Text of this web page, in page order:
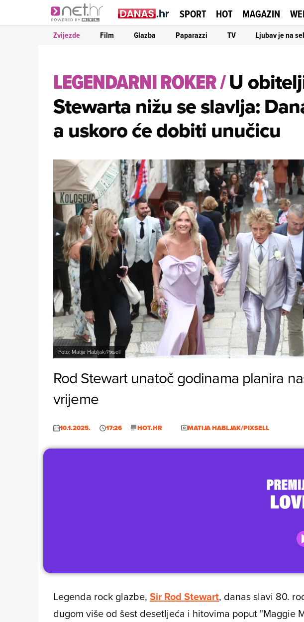
SPORT HOT MAGAZIN
Zvijezde Film Glazba Paparazzi TV Ljubav je na
LEGENDARNI ROKER/U
Stewarta nižu se slavlja:
a uskoro će dobiti unučicu
Foto: Matija Habljak/Pixsell
Rod Stewart unatoč godinama planira
vrijeme
10.1.2025. 17:26 HOT.HR MATIJA HABLJAK/PIXSELL
Legenda rock glazbe, Sir Rod Stewart, danas slavi 80.
dugom više od šest desetljeća i hitovima poput "Maggie